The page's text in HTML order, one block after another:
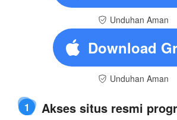
Unduhan Aman
Download
Unduhan Aman
1 Akses situs resmi